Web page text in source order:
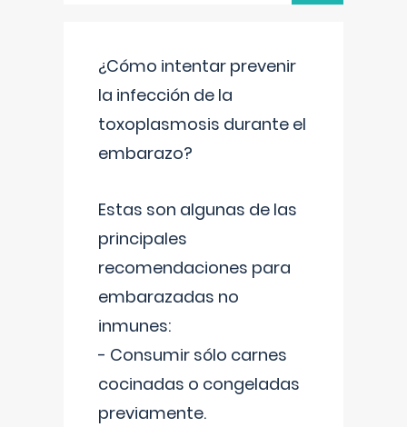
¿Cómo intentar prevenir
la infección de la
toxoplasmosis durante el
embarazo?
Estas son algunas de las
principales
recomendaciones para
embarazadas no
inmunes:
- Consumir sólo carnes
cocinadas o congeladas
previamente.